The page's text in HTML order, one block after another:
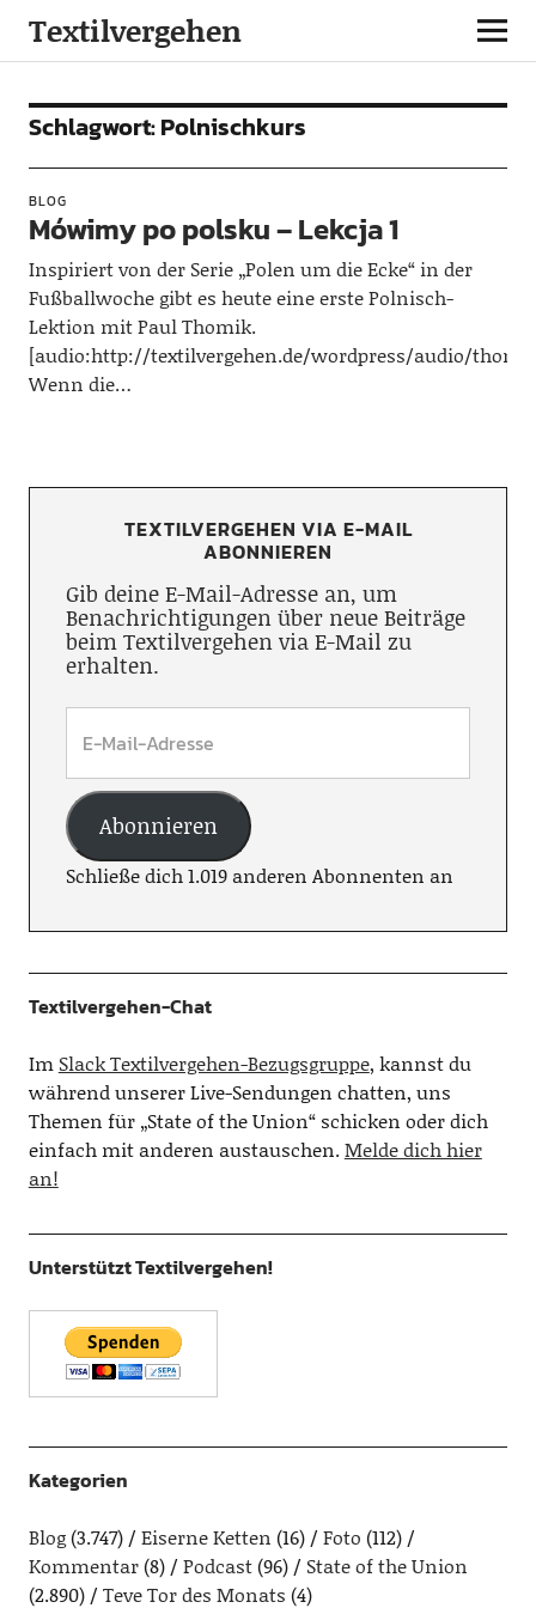
Textilvergehen
Schlagwort:Polnischkurs
BLOG
Mówimy po polsku – Lekcja 1
Inspiriert von der Serie „Polen um die Ecke“ in der
Fußballwoche gibt es heute eine erste Polnisch-
Lektion mit Paul Thomik.
[audio:http://textilvergehen.de/wordpress/audio/
Wenn die…
TEXTILVERGEHEN VIA E-MAIL
ABONNIEREN
Gib deine E-Mail-Adresse an, um
Benachrichtigungen über neue Beiträge
beim Textilvergehen via E-Mail zu
erhalten.
Abonnieren
Schließe dich 1.019 anderen Abonnenten an
Textilvergehen-Chat
Im Slack Textilvergehen-Bezugsgruppe, kannst du
während unserer Live-Sendungen chatten, uns
Themen für „State of the Union“ schicken oder dich
einfach mit anderen austauschen.Melde dich hier
an!
Unterstützt Textilvergehen!
Kategorien
Blog(3.747) Eiserne Ketten (16) Foto (112)
Kommentar(8) Podcast(96)
State of the Union
(2.890)
Teve Tor des Monats (4)